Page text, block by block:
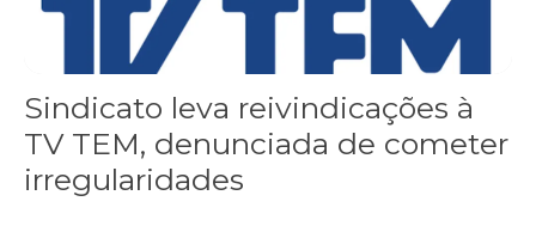
Sindicato leva reivindicações à
TV TEM, denunciada de cometer
irregularidades